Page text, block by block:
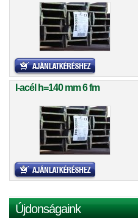
I-acél h=140 mm 6 fm
Újdonságaink